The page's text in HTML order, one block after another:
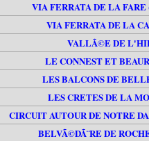
VIA FERRATA DE LA FARE
VIA FERRATA DE LA
VALLÃ©E DE
LE CONNEST ET
LES BALCONS DE
LES CRETES DE LA
CIRCUIT AUTOUR DE NOTRE
BELVÃ©DÃ¨RE DE